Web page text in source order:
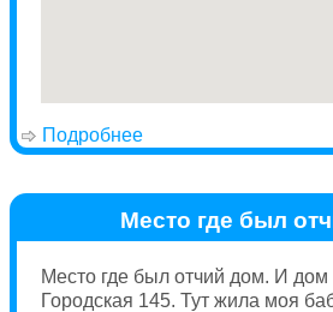
Подробнее
Место где был
Место где был отчий дом. И дом
Городская 145. Тут жила моя